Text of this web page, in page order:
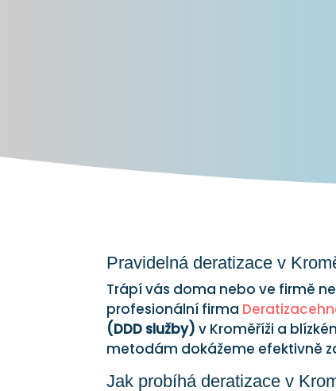
Pravidelná deratizace v
Trápí vás doma nebo ve firmě
profesionální firma
(DDD služby) v Kroměříži a
metodám dokážeme efektivně
Jak probíhá deratizace v